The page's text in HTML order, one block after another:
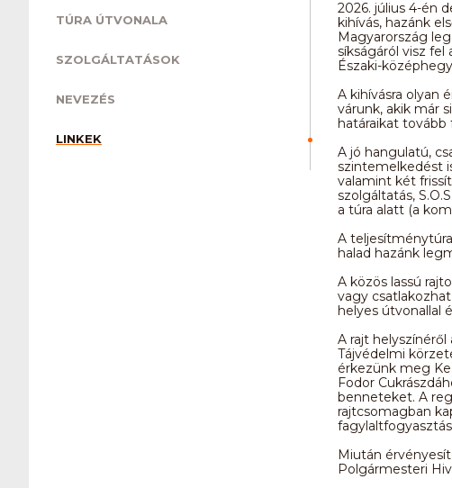
TÚRA ÚTVONALA
SZOLGÁLTATÁSOK
NEVEZÉS
LINKEK
2026. július 4-én
kihívás, hazánk
Magyarország
síkságáról visz fel
Északi-
A kihívásra olyan
várunk, akik már
határaikat
A jó hangulatú,
szintemelkedést
valamint két
szolgáltatás,
a túra alatt (a
A
halad hazánk
A közös lassú
vagy
helyes útvonallal
A rajt
Tájvédelmi
érkezünk meg
Fodor
benneteket. A
rajtcsomagban
Miután
Polgármesteri